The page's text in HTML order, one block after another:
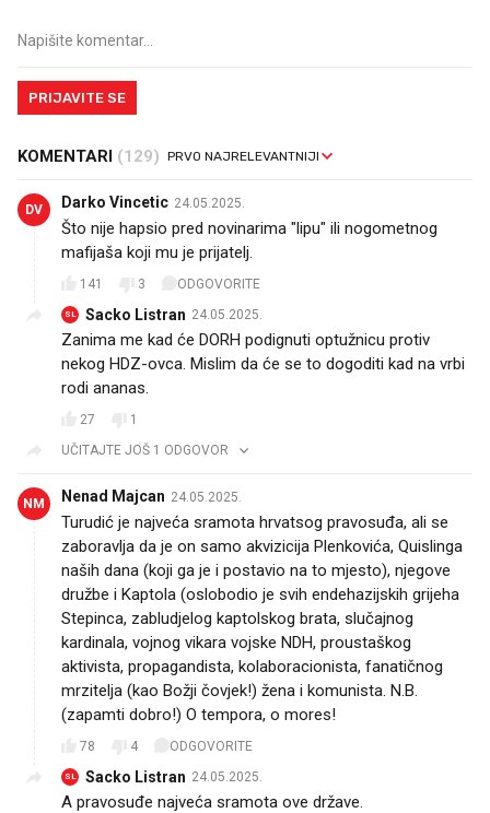
PRIJAVITE SE
KOMENTARI (129)
DV Darko Vincetic 24.05.2025.
Što nije hapsio pred novinarima "lipu" ili nogometnog
mafijaša koji mu je prijatelj.
141 3 ODGOVORITE
SL Sacko Listran 24.05.2025.
Zanima me kad će DORH podignuti optužnicu protiv
nekog HDZ-ovca. Mislim da će se to dogoditi kad na vrbi
rodi ananas.
27
1
UČITAJTE JOŠ 1 ODGOVOR
NM Nenad Majcan 24.05.2025.
Turudić je najveća sramota hrvatsog pravosuđa, ali se
zaboravlja da je on samo akvizicija Plenkovića, Quislinga
naših dana (koji ga je i postavio na to mjesto), njegove
družbe i Kaptola (oslobodio je svih endehazijskih grijeha
Stepinca, zabludjelog kaptolskog brata, slučajnog
kardinala, vojnog vikara vojske NDH, proustaškog
aktivista, propagandista, kolaboracionista, fanatičnog
mrzitelja (kao Božji čovjek!) žena i komunista. N.B.
(zapamti dobro!) O tempora, o mores!
78 4 ODGOVORITE
SL Sacko Listran 24.05.2025.
A pravosuđe najveća sramota ove države.